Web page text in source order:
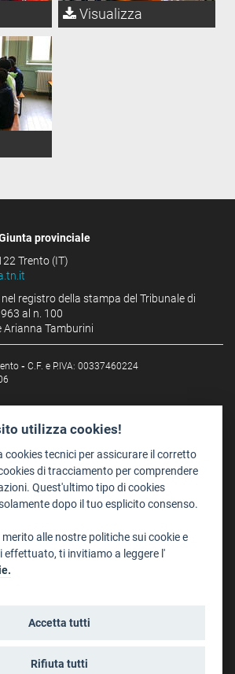
Visualizza
provinciale
Trento (IT)
registro della stampa del Tribunale di
al n. 100
Arianna Tamburini
- C.F. e P.IVA: 00337460224
utilizza cookies!
cookies tecnici per assicurare il corretto
di tracciamento per comprendere
Quest'ultimo tipo di cookies
dopo il tuo esplicito consenso.
alle nostre politiche sui cookie e
effettuato, ti invitiamo a leggere l'
Accetta tutti
Rifiuta tutti